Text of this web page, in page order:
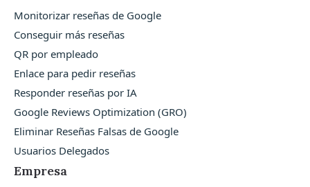
Monitorizar reseñas de Google
Conseguir más reseñas
QR por empleado
Enlace para pedir reseñas
Responder reseñas por IA
Google Reviews Optimization (GRO)
Eliminar Reseñas Falsas de Google
Usuarios Delegados
Empresa